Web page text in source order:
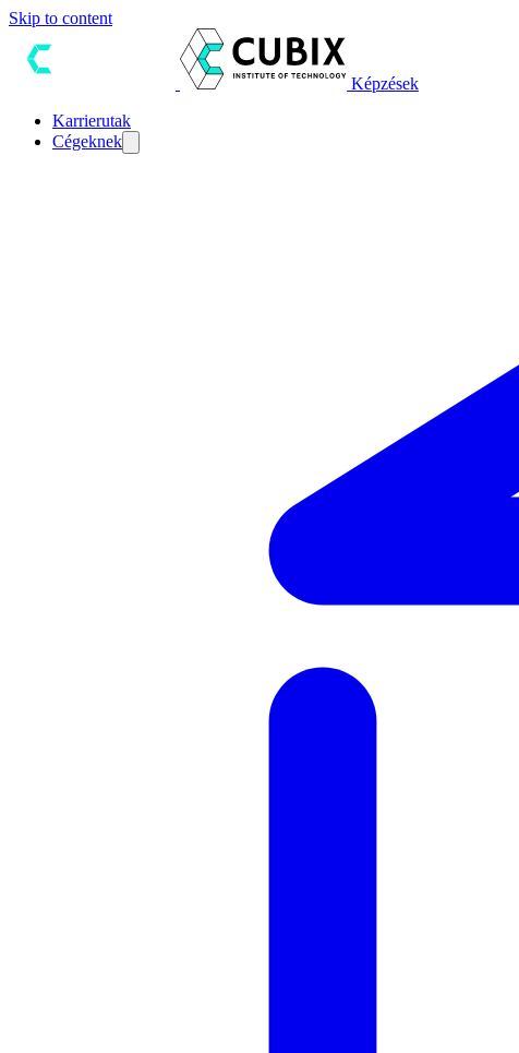
Skip to content
Képzések
Karrierutak
Cégeknek